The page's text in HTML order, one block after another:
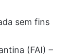
sem fins
(FAI) –